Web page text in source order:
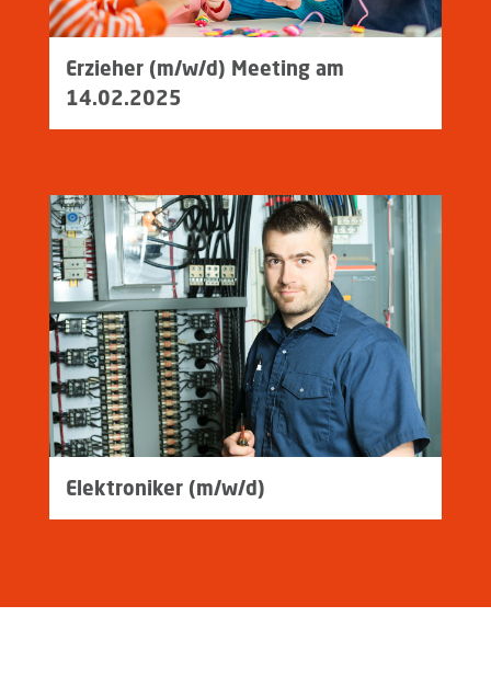
Erzieher (m/w/d) Meeting am
14.02.2025
Elektroniker (m/w/d)